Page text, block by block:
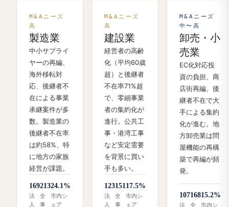
M&Aニーズ
高
製造業
中小サプライ
ヤーの再編、
海外移転対
応、後継者不
在による事業
承継案件が多
数。製造業の
後継者不在率
は約58%、特
に地方の家族
経営が課題。
169
法
人
213
全
事
24.1%
市内シ
ェア
M&Aニーズ
高
建設業
経営者の高齢
化（平均60歳
超）と後継者
不在率71%超
で、零細事業
者の集約化が
進行。公共工
事・港湾工事
など安定需要
を背景に買い
手も多い。
123
法
人
151
全
事
17.5%
市内シ
ェア
M&Aニーズ
中〜高
卸売・小
売業
EC化対応投
資の負担、商
店街再編、後
継者不在で大
手による集約
化が進む。地
方卸売業は問
屋機能の再構
築で再編が頻
発。
107
法
168
全
15.2%
市内シ